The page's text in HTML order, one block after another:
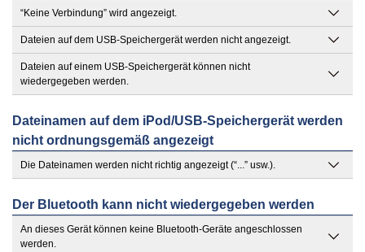
“Keine Verbindung” wird angezeigt.
Dateien auf dem USB-Speichergerät werden nicht angezeigt.
Dateien auf einem USB-Speichergerät können nicht
wiedergegeben werden.
Dateinamen auf dem iPod/USB-Speichergerät werden
nicht ordnungsgemäß angezeigt
Die Dateinamen werden nicht richtig angezeigt (“...” usw.).
Der Bluetooth kann nicht wiedergegeben werden
An dieses Gerät können keine Bluetooth-Geräte angeschlossen
werden.